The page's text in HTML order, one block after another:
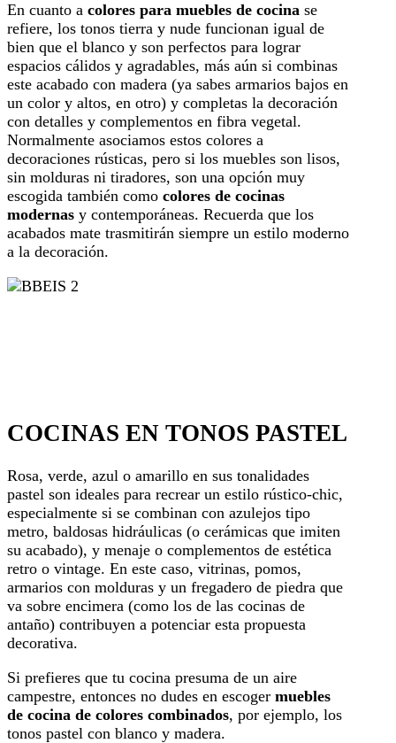
En cuanto a colores para muebles de cocina se
refiere, los tonos tierra y nude funcionan igual de
bien que el blanco y son perfectos para lograr
espacios cálidos y agradables, más aún si combinas
este acabado con madera (ya sabes armarios bajos en
un color y altos, en otro) y completas la decoración
con detalles y complementos en fibra vegetal.
Normalmente asociamos estos colores a
decoraciones rústicas, pero si los muebles son lisos,
sin molduras ni tiradores, son una opción muy
escogida también como colores de cocinas
modernas y contemporáneas. Recuerda que los
acabados mate trasmitirán siempre un estilo moderno
a la decoración.
COCINAS EN TONOS PASTEL
Rosa, verde, azul o amarillo en sus tonalidades
pastel son ideales para recrear un estilo rústico-chic,
especialmente si se combinan con azulejos tipo
metro, baldosas hidráulicas (o cerámicas que imiten
su acabado), y menaje o complementos de estética
retro o vintage. En este caso, vitrinas, pomos,
armarios con molduras y un fregadero de piedra que
va sobre encimera (como los de las cocinas de
antaño) contribuyen a potenciar esta propuesta
decorativa.
Si prefieres que tu cocina presuma de un aire
campestre, entonces no dudes en escoger muebles
de cocina de colores combinados, por ejemplo, los
tonos pastel con blanco y madera.